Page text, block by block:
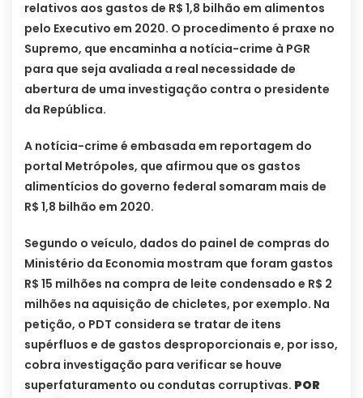
relativos aos gastos de R$ 1,8 bilhão em alimentos
pelo Executivo em 2020. O procedimento é praxe no
Supremo, que encaminha a notícia-crime à PGR
para que seja avaliada a real necessidade de
abertura de uma investigação contra o presidente
da República.
A notícia-crime é embasada em reportagem do
portal Metrópoles, que afirmou que os gastos
alimentícios do governo federal somaram mais de
R$ 1,8 bilhão em 2020.
Segundo o veículo, dados do painel de compras do
Ministério da Economia mostram que foram gastos
R$ 15 milhões na compra de leite condensado e R$ 2
milhões na aquisição de chicletes, por exemplo. Na
petição, o PDT considera se tratar de itens
supérfluos e de gastos desproporcionais e, por isso,
cobra investigação para verificar se houve
superfaturamento ou condutas corruptivas. POR